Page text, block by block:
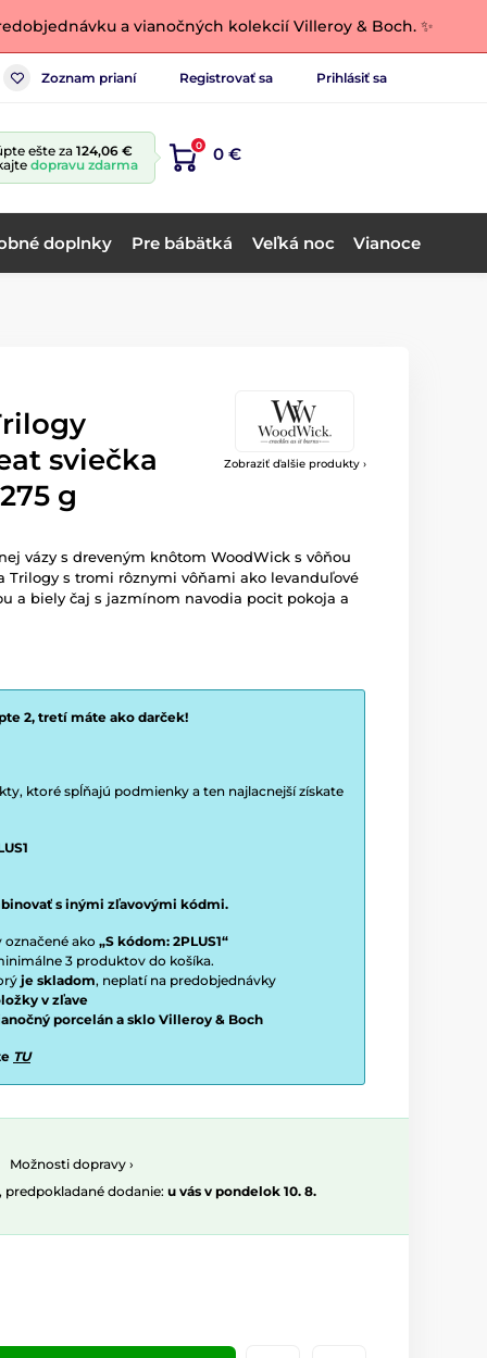
a vianočných kolekcií Villeroy & Boch. ✨
Zoznam prianí Registrovať sa Prihlásiť sa
ešte za 124,06 €
dopravu zdarma
0 0 €
doplnky Pre bábätká Veľká noc Vianoce
Zobraziť ďalšie produkty ›
sviečka
g
vázy s dreveným knôtom WoodWick s vôňou
Trilogy s tromi rôznymi vôňami ako levanduľové
a biely čaj s jazmínom navodia pocit pokoja a
2, tretí máte ako darček!
ktoré spĺňajú podmienky a ten najlacnejší získate
s inými zľavovými kódmi.
ako „S kódom: 2PLUS1“
3 produktov do košíka.
je skladom, neplatí na predobjednávky
v zľave
porcelán a sklo Villeroy & Boch
TU
Možnosti dopravy ›
predpokladané dodanie: u vás v pondelok 10. 8.